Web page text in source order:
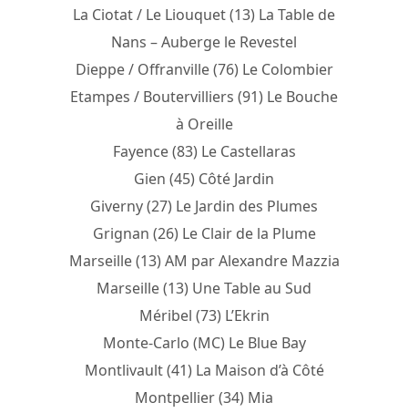
La Ciotat / Le Liouquet (13) La Table de
Nans – Auberge le Revestel
Dieppe / Offranville (76) Le Colombier
Etampes / Boutervilliers (91) Le Bouche
à Oreille
Fayence (83) Le Castellaras
Gien (45) Côté Jardin
Giverny (27) Le Jardin des Plumes
Grignan (26) Le Clair de la Plume
Marseille (13) AM par Alexandre Mazzia
Marseille (13) Une Table au Sud
Méribel (73) L’Ekrin
Monte-Carlo (MC) Le Blue Bay
Montlivault (41) La Maison d’à Côté
Montpellier (34) Mia